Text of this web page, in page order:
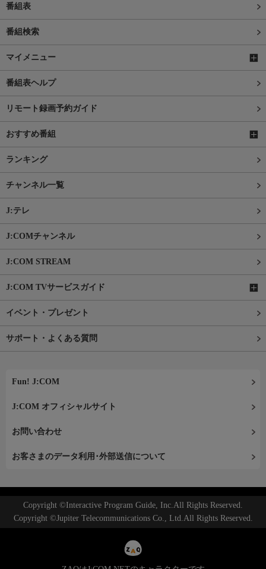
番組表
番組検索
マイメニュー
番組表ヘルプ
リモート録画予約ガイド
おすすめ番組
ランキング
チャンネル一覧
J:テレ
J:COMチャンネル
J:COM STREAM
J:COM TVサービスガイド
イベント・プレゼント
サポート・よくある質問
Fun! J:COM
J:COM オフィシャルサイト
お問い合わせ
お客さまのデータ利用･外部送信について
Copyright ©Interactive Program Guide, Inc.All Rights Reserved.
Copyright ©Jupiter Telecommunications Co., Ltd.All Rights Reserved.